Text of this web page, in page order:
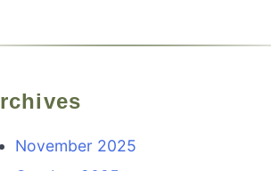
Archives
November 2025